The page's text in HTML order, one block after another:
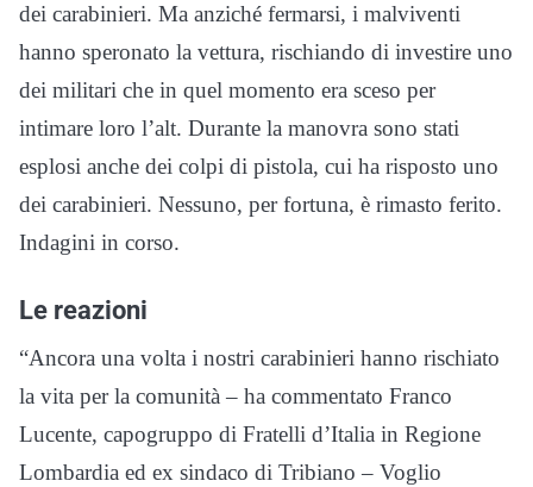
dei carabinieri. Ma anziché fermarsi, i malviventi
hanno speronato la vettura, rischiando di investire uno
dei militari che in quel momento era sceso per
intimare loro l’alt. Durante la manovra sono stati
esplosi anche dei colpi di pistola, cui ha risposto uno
dei carabinieri. Nessuno, per fortuna, è rimasto ferito.
Indagini in corso.
Le reazioni
“Ancora una volta i nostri carabinieri hanno rischiato
la vita per la comunità – ha commentato Franco
Lucente, capogruppo di Fratelli d’Italia in Regione
Lombardia ed ex sindaco di Tribiano – Voglio